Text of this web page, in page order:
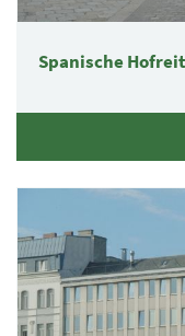
Spanische